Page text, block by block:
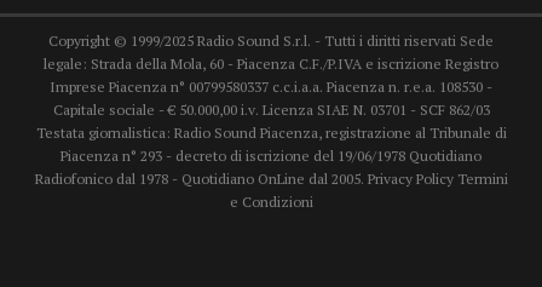
Copyright © 1999/2025 Radio Sound S.r.l. - Tutti i diritti riservati Sede
legale: Strada della Mola, 60 - Piacenza C.F./P.IVA e iscrizione Registro
Imprese Piacenza n° 00799580337 c.c.i.a.a. Piacenza n. r.e.a. 108530 -
Capitale sociale - € 50.000,00 i.v. Licenza SIAE N. 03701 - SCF 862/03
Testata giornalistica: Radio Sound Piacenza, registrazione al Tribunale di
Piacenza n° 293 - decreto di iscrizione del 19/06/1978 Quotidiano
Radiofonico dal 1978 - Quotidiano OnLine dal 2005. Privacy Policy Termini
e Condizioni